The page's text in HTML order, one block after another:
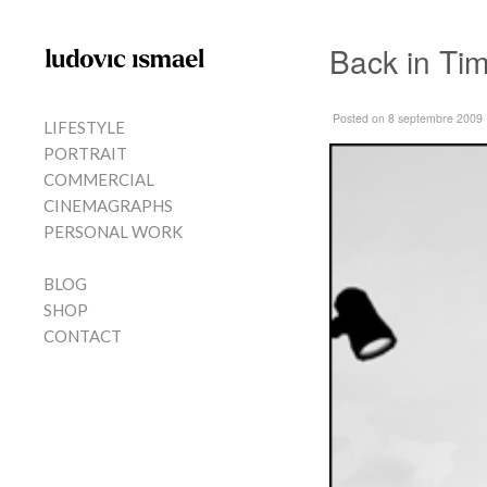
LIFESTYLE
PORTRAIT
COMMERCIAL
CINEMAGRAPHS
PERSONAL WORK
BLOG
SHOP
CONTACT
Back in
Posted on 8 septembre 2009